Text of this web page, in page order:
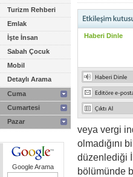
Turizm Rehberi
Emlak
İşte İnsan
Sabah Çocuk
Mobil
Detaylı Arama
Cuma
Cumartesi
Pazar
Google Arama
Haberi Dinle
veya vergi
olmadığını
düzenlediği
bölümünde